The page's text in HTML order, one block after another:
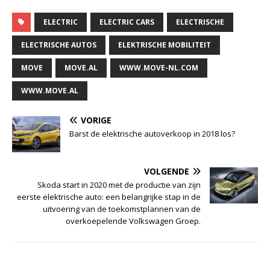
ELECTRIC ELECTRIC CARS ELECTRISCHE
ELECTRISCHE AUTOS ELEKTRISCHE MOBILITEIT
MOVE MOVE.AL WWW.MOVE-NL.COM
WWW.MOVE.AL
VORIGE
Barst de elektrische autoverkoop in 2018 los?
VOLGENDE
Skoda start in 2020 met de productie van zijn
eerste elektrische auto: een belangrijke stap in de
uitvoering van de toekomstplannen van de
overkoepelende Volkswagen Groep.